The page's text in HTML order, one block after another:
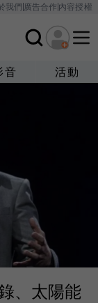
我們廣告合作內容授權
音 活動
、太陽能